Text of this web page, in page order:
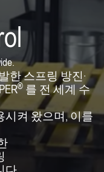
한 스프링 방진·
® 를 전 세계수
시켜 왔으며, 이를